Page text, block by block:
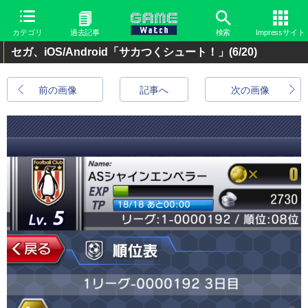
カテゴリ 過去記事 検索 Impressサイト
セガ、iOS/Android「サカつくシュート！」 (6/20)
前の画像 次の画像
記事へ